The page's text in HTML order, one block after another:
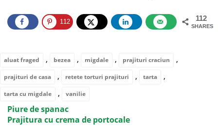
112
SHARES
112
aluat fraged , bezea , migdale , prajituri craciun ,
prajituri de casa , retete torturi prajituri , tarta ,
tarta cu migdale , vanilie
Piure de spanac
Prajitura cu crema de portocale